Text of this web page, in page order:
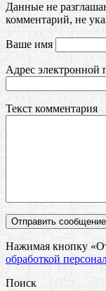
Данные не
комментарий, не
Ваше имя
Адрес электронной
Текст комментария
Нажимая кнопку
обработкой
Поиск